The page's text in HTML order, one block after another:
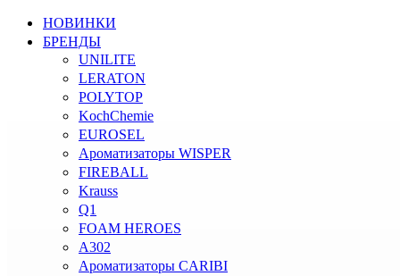
НОВИНКИ
БРЕНДЫ
UNILITE
LERATON
POLYTOP
KochChemie
EUROSEL
Ароматизаторы WISPER
FIREBALL
Krauss
Q1
FOAM HEROES
A302
Ароматизаторы CARIBI